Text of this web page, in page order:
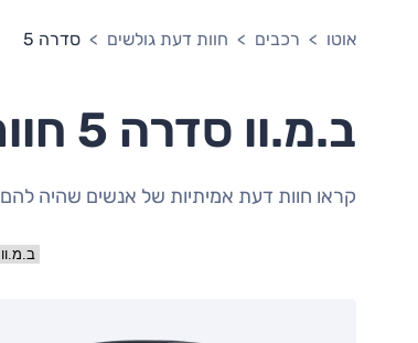
אוטו רכבים חוות דעת גולשים סדרה 5
ב.מ.וו סדרה 5 חוות דעת גולשים
קראו חוות דעת אמיתיות של אנשים שהיה